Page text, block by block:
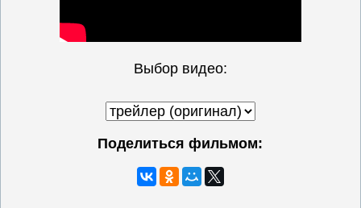
Выбор видео:
Поделиться фильмом: